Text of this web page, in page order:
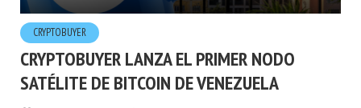
CRYPTOBUYER
CRYPTOBUYER LANZA EL PRIMER NODO
SATÉLITE DE BITCOIN DE VENEZUELA